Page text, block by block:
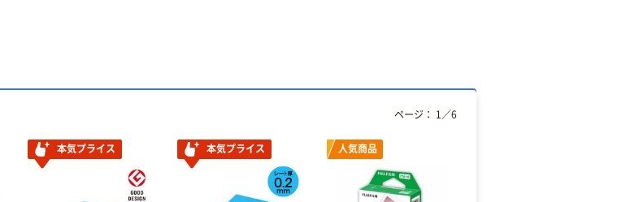
本気プライス 本気プライス 人気商品
ページ： 1 ／6